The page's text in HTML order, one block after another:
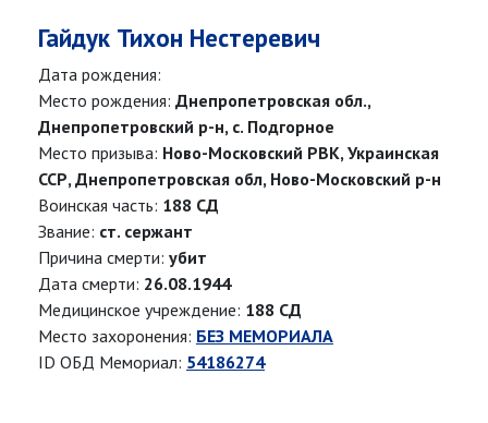
Гайдук Тихон Нестеревич
Дата рождения:
Место рождения: Днепропетровская обл.,
Днепропетровский р-н, с. Подгорное
Место призыва: Ново-Московский РВК, Украинская
ССР, Днепропетровская обл, Ново-Московский р-н
Воинская часть: 188 СД
Звание: ст. сержант
Причина смерти: убит
Дата смерти: 26.08.1944
Медицинское учреждение: 188 СД
Место захоронения: БЕЗ МЕМОРИАЛА
ID ОБД Мемориал: 54186274